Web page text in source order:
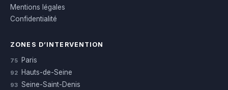
Mentions légales
Confidentialité
ZONES D’INTERVENTION
75 Paris
92 Hauts-de-Seine
93 Seine-Saint-Denis